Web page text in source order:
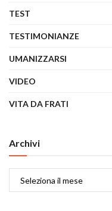
TEST
TESTIMONIANZE
UMANIZZARSI
VIDEO
VITA DA FRATI
Archivi